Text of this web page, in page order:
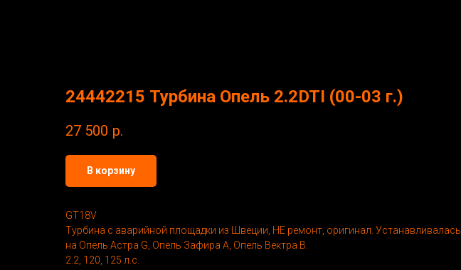
24442215 Турбина Опель 2.2DTI (00-03 г.)
27 500 р.
В корзину
GT18V
Турбина с аварийной площадки из Швеции, НЕ ремонт, оригинал. Устанавливалась
на Опель Астра G, Опель Зафира А, Опель Вектра В.
2.2, 120, 125 л.с.